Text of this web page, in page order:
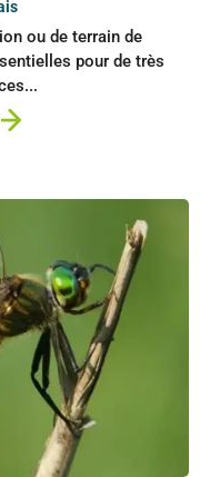
ou de terrain de
pour de très